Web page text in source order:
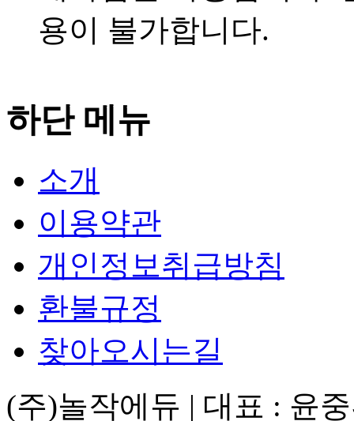
용이 불가합니다.
하단 메뉴
소개
이용약관
개인정보취급방침
환불규정
찾아오시는길
(주)놀작에듀 | 대표 : 윤